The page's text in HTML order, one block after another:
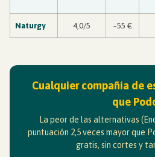
Naturgy 4,0/5 ~55 €
Cualquier compañía de
que
La peor de las alternativas
puntuación 2,5 veces mayor que
gratis, sin cortes y